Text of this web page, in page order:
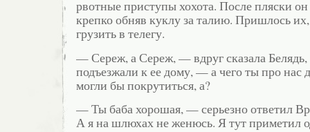
рвотные приступы хохота. После пляски он
крепко обняв куклу за талию. Пришлось
грузить в телегу.
— Сереж, а Сереж, — вдруг сказала Белядь,
подъезжали к ее дому, — а чего ты про
могли бы покрутиться, а?
— Ты баба хорошая, — серьезно ответил
А я на шлюхах не женюсь. Я тут приметил